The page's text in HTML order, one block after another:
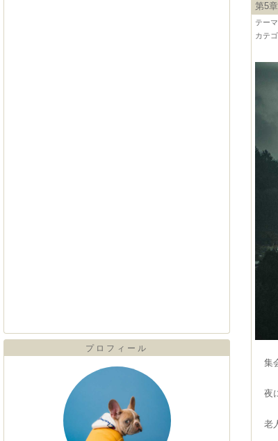
プロフィール
第5
テー
カテ
集
夜
老